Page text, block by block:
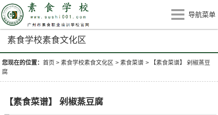
导航菜单
素食学校素食文化区
您现在的位置：首页 >素食学校素食文化区 >素食菜谱 >
【素食菜谱】 剁椒蒸豆
腐
【素食菜谱】 剁椒蒸豆腐